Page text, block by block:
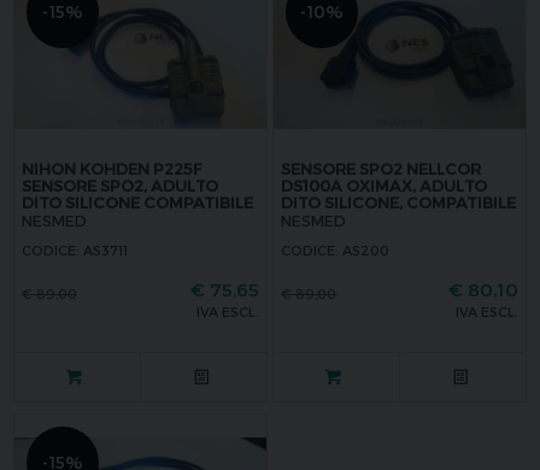
-15%
NIHON KOHDEN P225F
SENSORE SPO2, ADULTO
DITO SILICONE COMPATIBILE
NESMED
CODICE: AS3711
€ 75,65
IVA ESCL.
-10%
SENSORE SPO2 NELLCOR
DS100A OXIMAX, ADULTO
DITO SILICONE, COMPATIBILE
NESMED
CODICE: AS200
€ 80,10
IVA ESCL.
-15%